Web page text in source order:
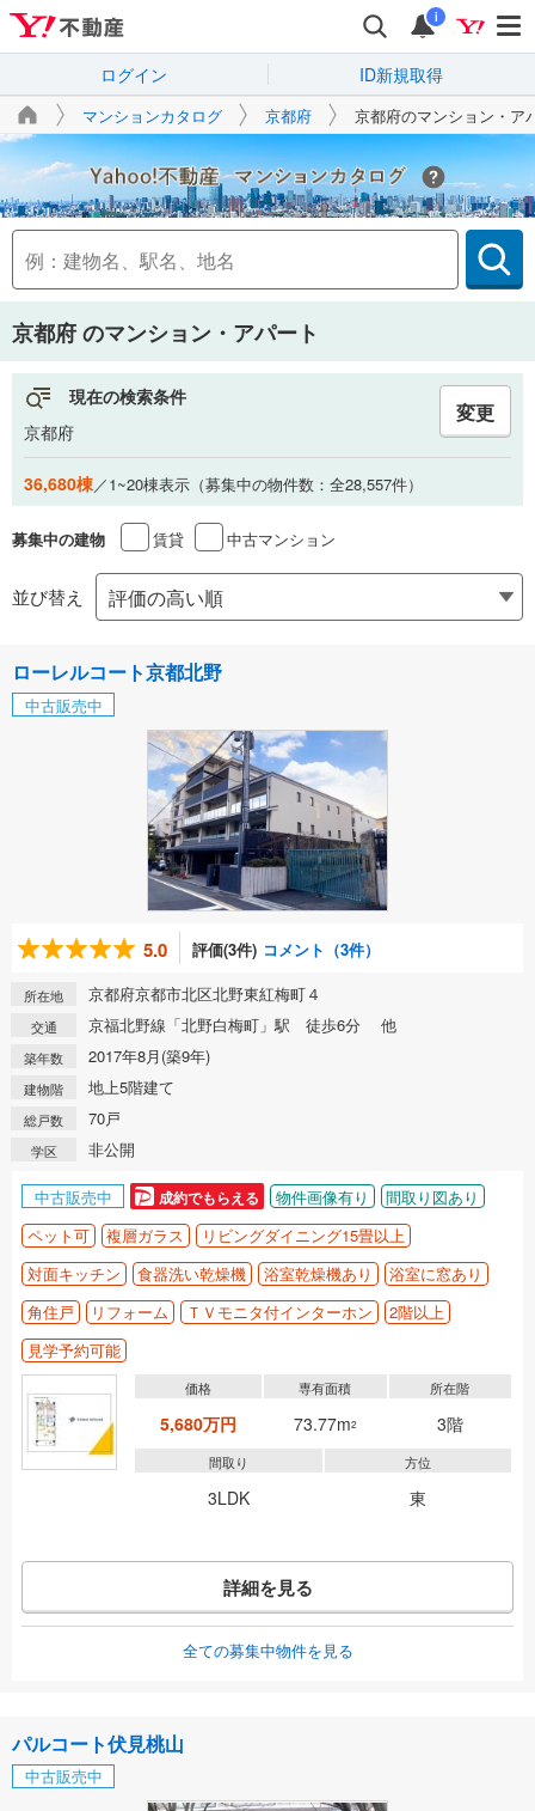
i
ログイン ID新規取得
マンションカタログ 京都府 京都府のマンション・ア
Yahoo!不動産
京都府のマンション・アパート
現在の検索条件
京都府
変更
36,680棟／1~20棟表示（募集中の物件数：全28,557件）
募集中の建物 賃貸 中古マンション
並び替え
ローレルコート京都北野
中古販売中
5.0 評価(3件) コメント（3件）
所在地 京都府京都市北区北野東紅梅町４
交通 京福北野線「北野白梅町」駅 徒歩6分 他
築年数 2017年8月(築9年)
建物階 地上5階建て
総戸数 70戸
学区 非公開
中古販売中 成約でもらえる 物件画像有り
間取り図あり
ペット可
複層ガラス
リビングダイニング15畳以上
対面キッチン
食器洗い乾燥機 浴室乾燥機あり
浴室に窓あり
角住戸
リフォーム ＴＶモニタ付インターホン
2階以上
見学予約可能
価格
5,680万円
専有面積
73.77m2
所在階
3階
間取り
3LDK
方位
東
詳細を見る
全ての募集中物件を見る
パルコート伏見桃山
中古販売中